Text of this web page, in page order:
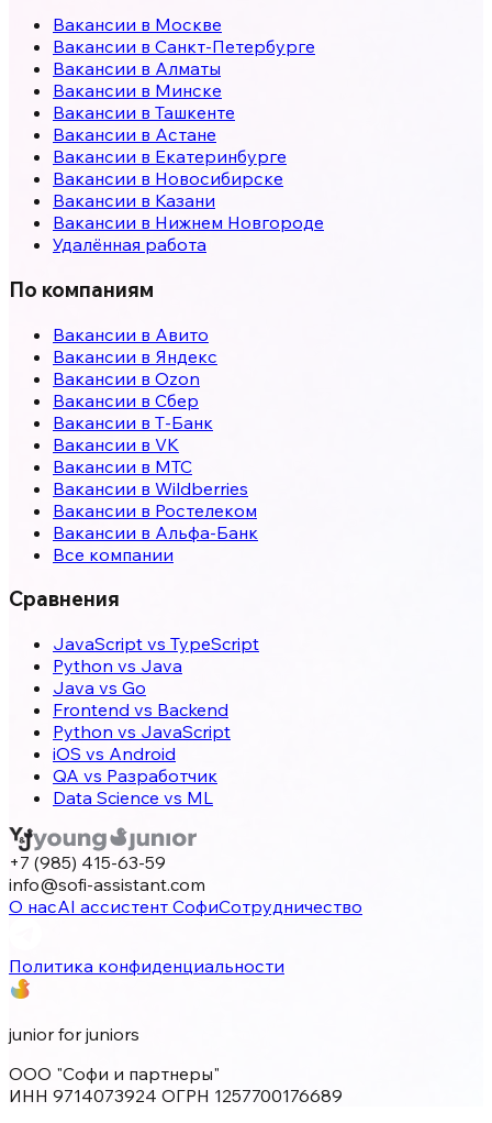
Вакансии в Москве
Вакансии в Санкт-Петербурге
Вакансии в Алматы
Вакансии в Минске
Вакансии в Ташкенте
Вакансии в Астане
Вакансии в Екатеринбурге
Вакансии в Новосибирске
Вакансии в Казани
Вакансии в Нижнем Новгороде
Удалённая работа
По компаниям
Вакансии в Авито
Вакансии в Яндекс
Вакансии в Ozon
Вакансии в Сбер
Вакансии в Т-Банк
Вакансии в VK
Вакансии в МТС
Вакансии в Wildberries
Вакансии в Ростелеком
Вакансии в Альфа-Банк
Все компании
Сравнения
JavaScript vs TypeScript
Python vs Java
Java vs Go
Frontend vs Backend
Python vs JavaScript
iOS vs Android
QA vs Разработчик
Data Science vs ML
+7 (985) 415-63-59
info@sofi-assistant.com
О насAI ассистент СофиСотрудничество
Политика конфиденциальности
junior for juniors
ООО "Софи и партнеры"
ИНН 9714073924 ОГРН 1257700176689